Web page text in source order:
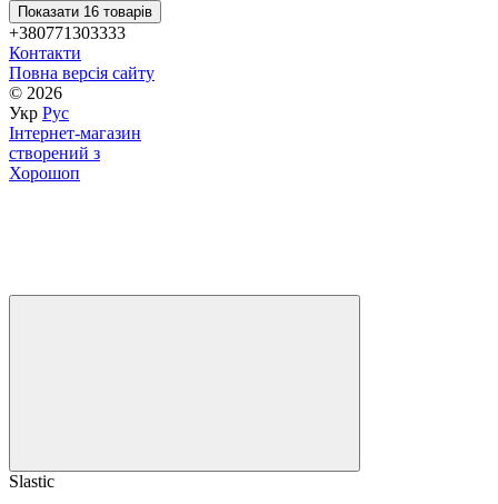
Показати 16 товарів
+380771303333
Контакти
Повна версія сайту
© 2026
Укр Рус
Інтернет-магазин
створений з
Хорошоп
Slastic